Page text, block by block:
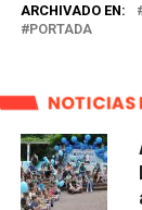
ARCHIVADO EN:
PORTADA
NOTICIAS